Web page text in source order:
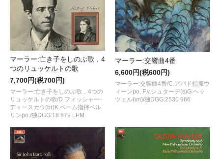
マーラー:亡き子をしのぶ歌，4
つのリュッケルトの歌
7,700円(税700円)
マーラー:亡き子をしのぶ歌，4つの
リュッケルトの歌/D.フィッシャー･
ディースカウ(br)K.ベーム指揮ベル
リンpo./独DGG:18 879 LPM
マーラー:交響曲4番
6,600円(税600円)
マーラー:交響曲4番/C.アバド指揮ウ
ィーンpo. F.v.シュターデ(s)G.ヘッ
ツェル(vn)/独DGG:2530 966